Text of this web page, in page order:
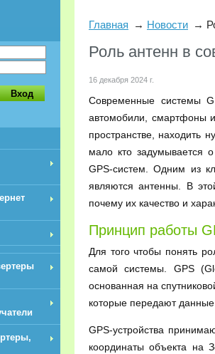
Главная Новости
Роль антенн в
16 декабря 2024 г.
Современные системы
автомобили, смартфоны
пространстве, находить
мало кто задумывается
GPS-систем. Одним из
являются антенны. В
почему их качество и
Принцип работы
Для того чтобы понять
самой системы. GPS
основанная на
которые передают
GPS-устройства
координаты объекта на
Вход